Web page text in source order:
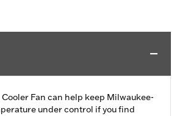
Fan can help keep Milwaukee-
under control if you find